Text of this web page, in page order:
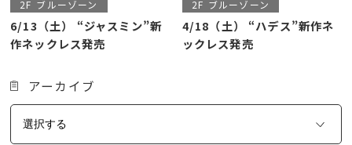
2F ブルーゾーン
6/13（土） “ジャスミン”新
作ネックレス発売
2F ブルーゾーン
4/18（土） “ハデス”新作ネ
ックレス発売
アーカイブ